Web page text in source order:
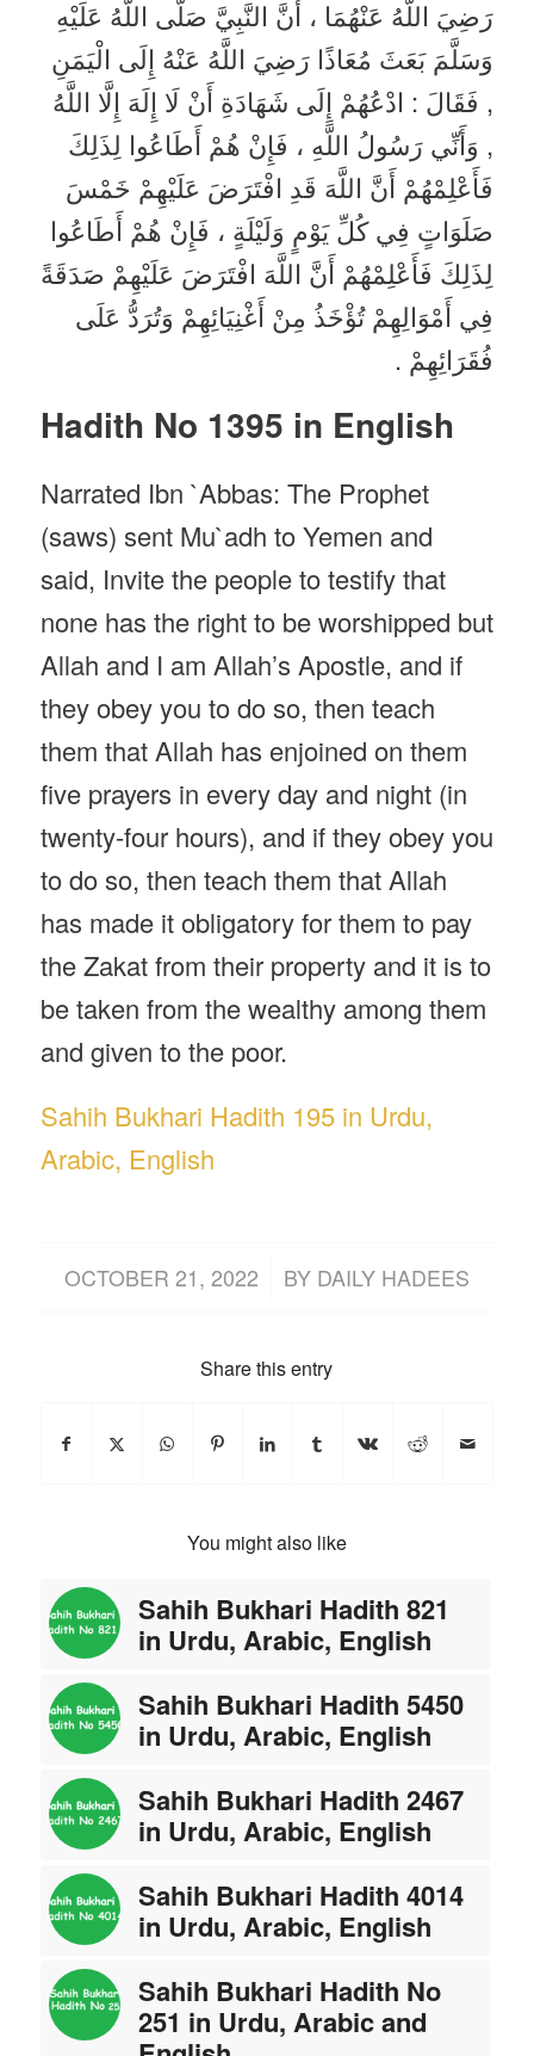
رَضِيَ اللَّهُ عَنْهُمَا ، أَنَّ النَّبِيَّ صَلَّى اللَّهُ عَلَيْهِ
وَسَلَّمَ بَعَثَ مُعَاذًا رَضِيَ اللَّهُ عَنْهُ إِلَى الْيَمَنِ
, فَقَالَ : ادْعُهُمْ إِلَى شَهَادَةِ أَنْ لَا إِلَهَ إِلَّا اللَّهُ
, وَأَنِّي رَسُولُ اللَّهِ ، فَإِنْ هُمْ أَطَاعُوا لِذَلِكَ
فَأَعْلِمْهُمْ أَنَّ اللَّهَ قَدِ افْتَرَضَ عَلَيْهِمْ خَمْسَ
صَلَوَاتٍ فِي كُلِّ يَوْمٍ وَلَيْلَةٍ ، فَإِنْ هُمْ أَطَاعُوا
لِذَلِكَ فَأَعْلِمْهُمْ أَنَّ اللَّهَ افْتَرَضَ عَلَيْهِمْ صَدَقَةً
فِي أَمْوَالِهِمْ تُؤْخَذُ مِنْ أَغْنِيَائِهِمْ وَتُرَدُّ عَلَى
فُقَرَائِهِمْ .
Hadith No 1395 in English
Narrated Ibn `Abbas: The Prophet
(saws) sent Mu`adh to Yemen and
said, Invite the people to testify that
none has the right to be worshipped but
Allah and I am Allah’s Apostle, and if
they obey you to do so, then teach
them that Allah has enjoined on them
five prayers in every day and night (in
twenty-four hours), and if they obey you
to do so, then teach them that Allah
has made it obligatory for them to pay
the Zakat from their property and it is to
be taken from the wealthy among them
and given to the poor.
Sahih Bukhari Hadith 195 in Urdu,
Arabic, English
OCTOBER 21, 2022
/ BY DAILY HADEES
Share this entry
You might also like
Sahih Bukhari Hadith 821
in Urdu, Arabic, English
Sahih Bukhari Hadith 5450
in Urdu, Arabic, English
Sahih Bukhari Hadith 2467
in Urdu, Arabic, English
Sahih Bukhari Hadith 4014
in Urdu, Arabic, English
Sahih Bukhari Hadith No
251 in Urdu, Arabic and